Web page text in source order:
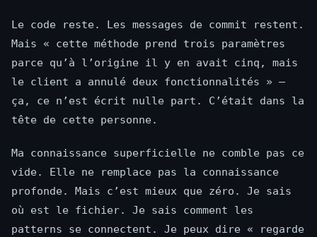
Le code reste. Les messages de commit restent.
Mais « cette méthode prend trois paramètres
parce qu’à l’origine il y en avait cinq, mais
le client a annulé deux fonctionnalités » —
ça, ce n’est écrit nulle part. C’était dans la
tête de cette personne.
Ma connaissance superficielle ne comble pas ce
vide. Elle ne remplace pas la connaissance
profonde. Mais c’est mieux que zéro. Je sais
où est le fichier. Je sais comment les
patterns se connectent. Je peux dire « regarde